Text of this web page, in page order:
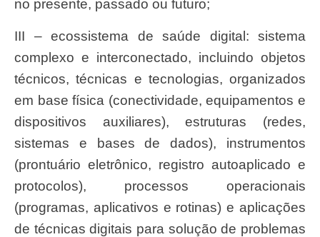
no presente, passado ou futuro;
III – ecossistema de saúde digital: sistema
complexo e interconectado, incluindo objetos
técnicos, técnicas e tecnologias, organizados
em base física (conectividade, equipamentos e
dispositivos auxiliares), estruturas (redes,
sistemas e bases de dados), instrumentos
(prontuário eletrônico, registro autoaplicado e
protocolos), processos operacionais
(programas, aplicativos e rotinas) e aplicações
de técnicas digitais para solução de problemas